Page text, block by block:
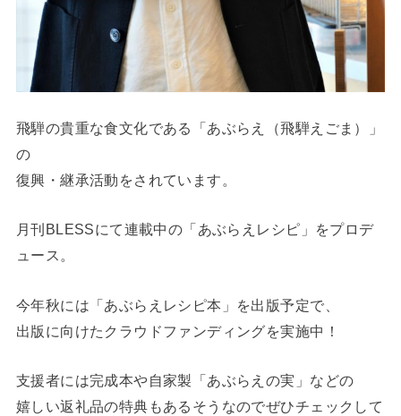
飛騨の貴重な食文化である「あぶらえ（飛騨えごま）」
の
復興・継承活動をされています。
月刊BLESSにて連載中の「あぶらえレシピ」をプロデ
ュース。
今年秋には「あぶらえレシピ本」を出版予定で、
出版に向けたクラウドファンディングを実施中！
支援者には完成本や自家製「あぶらえの実」などの
嬉しい返礼品の特典もあるそうなのでぜひチェックして